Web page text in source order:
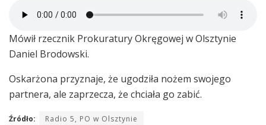
Mówił rzecznik Prokuratury Okręgowej w Olsztynie
Daniel Brodowski.
Oskarżona przyznaje, że ugodziła nożem swojego
partnera, ale zaprzecza, że chciała go zabić.
Źródło: Radio 5, PO w Olsztynie